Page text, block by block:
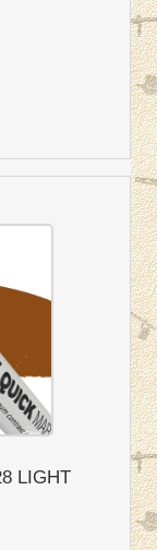
LIGHT